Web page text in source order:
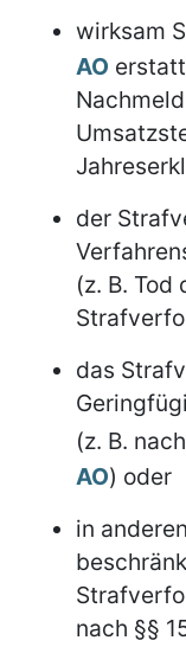
wirksam
AO
der
(z. B. Tod
das
(z. B.
AO) oder
in
nach §§